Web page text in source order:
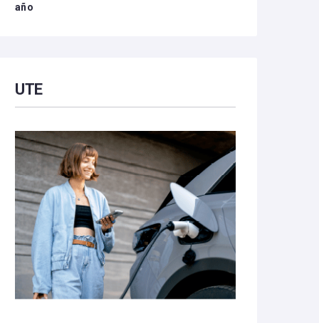
año
UTE